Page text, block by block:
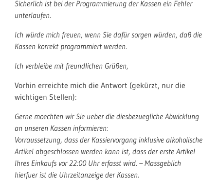
Sicherlich ist bei der Programmierung der Kassen ein Fehler
unterlaufen.
Ich würde mich freuen, wenn Sie dafür sorgen würden, daß die
Kassen korrekt programmiert werden.
Ich verbleibe mit freundlichen Grüßen,
Vorhin erreichte mich die Antwort (gekürzt, nur die
wichtigen Stellen):
Gerne moechten wir Sie ueber die diesbezuegliche Abwicklung
an unseren Kassen informieren:
Vorraussetzung, dass der Kassiervorgang inklusive alkoholische
Artikel abgeschlossen werden kann ist, dass der erste Artikel
Ihres Einkaufs vor 22:00 Uhr erfasst wird. – Massgeblich
hierfuer ist die Uhrzeitanzeige der Kassen.